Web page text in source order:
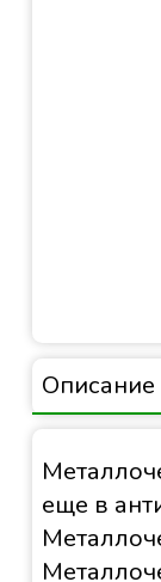
Описание
еще в